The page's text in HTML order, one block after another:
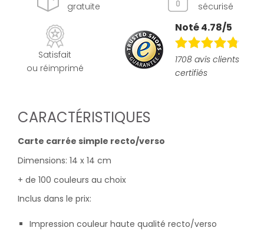
gratuite
sécurisé
Satisfait
ou réimprimé
Noté 4.78/5
1708 avis clients
certifiés
CARACTÉRISTIQUES
Carte carrée simple recto/verso
Dimensions: 14 x 14 cm
+ de 100 couleurs au choix
Inclus dans le prix:
Impression couleur haute qualité recto/verso